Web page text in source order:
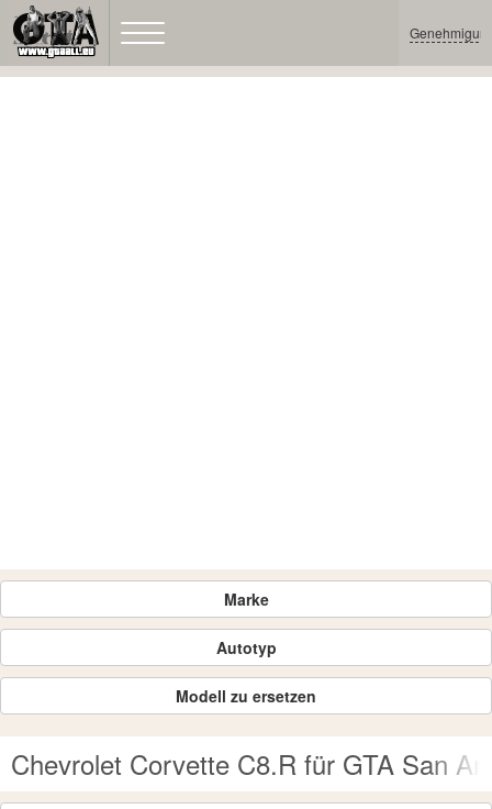
Marke
Autotyp
Modell zu ersetzen
Chevrolet Corvette C8.R für GTA San